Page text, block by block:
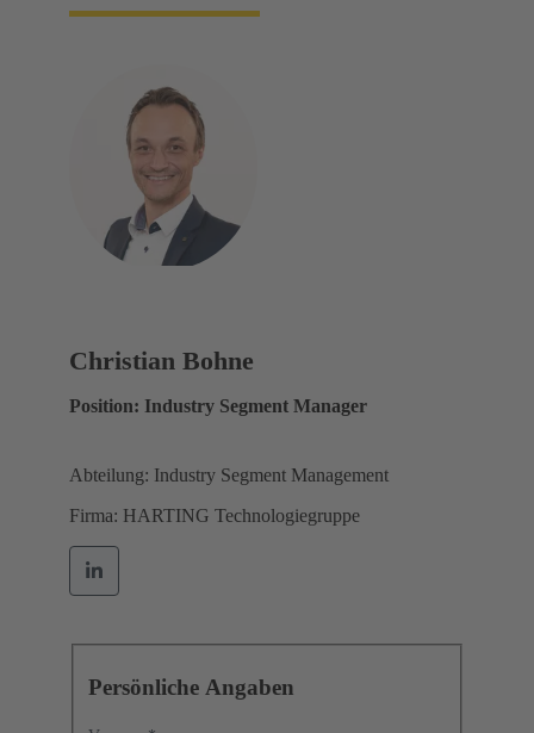
Christian Bohne
Position: Industry Segment Manager
Abteilung: Industry Segment Management
Firma: HARTING Technologiegruppe
Persönliche Angaben